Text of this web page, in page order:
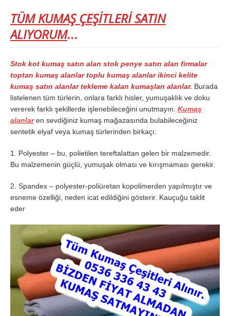
TÜM KUMAŞ ÇEŞİTLERİ SATIN
ALIYORUM…
Stok kot kumaş satın alan stok penye satın alan firmalar
toptan kumaş alanlar toplu kumaş alanlar ikinci kelite
kumaş satın alanlar tekleme kalan kumaşları alanlar. Burada
listelenen tüm türlerin, onlara farklı hisler, yumuşaklık ve doku
vererek farklı şekillerde işlenebileceğini unutmayın. Kumaş
alanlaren sevdiğiniz kumaş mağazasında bulabileceğiniz
sentetik elyaf veya kumaş türlerinden birkaçı:
1. Polyester – bu, polietilen tereftalattan gelen bir malzemedir.
Bu malzemenin güçlü, yumuşak olması ve kırışmaması gerekir.
2. Spandex – polyester-poliüretan kopolimerden yapılmıştır ve
esneme özelliği, neden icat edildiğini gösterir. Kauçuğu taklit
eder